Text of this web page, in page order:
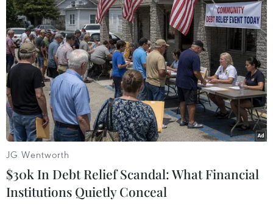
Căng thẳng Qatar: Sự thật đằng sau chính
sách bao vây và cô lập
12/06/2017 14:37
Cho đến nay lý do mà các bên đưa ra để chống Qatar
là nước này can thiệp nội bộ, ủng hộ khủng bố nhưng
tất cả những lý do này có phải là những lý do chính
khiến Qatar bị bao vây?
JG Wentworth
$30k In Debt Relief Scandal: What Financial
Institutions Quietly Conceal